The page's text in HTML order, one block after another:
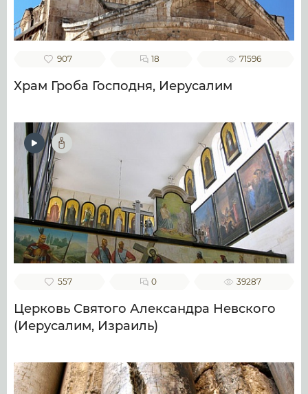
907 18 71596
Храм Гроба Господня, Иерусалим
557 0 39287
Церковь Святого Александра Невского
(Иерусалим, Израиль)